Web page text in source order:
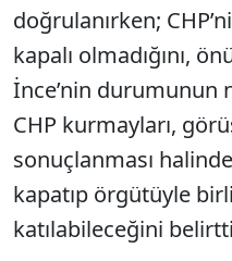
doğrulanırken;
kapalı olmadığını,
İnce’nin durumunun
CHP kurmayları,
sonuçlanması
kapatıp örgütüyle
katılabileceğini